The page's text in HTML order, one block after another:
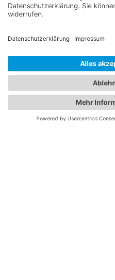
Industrielacke
SERVICES